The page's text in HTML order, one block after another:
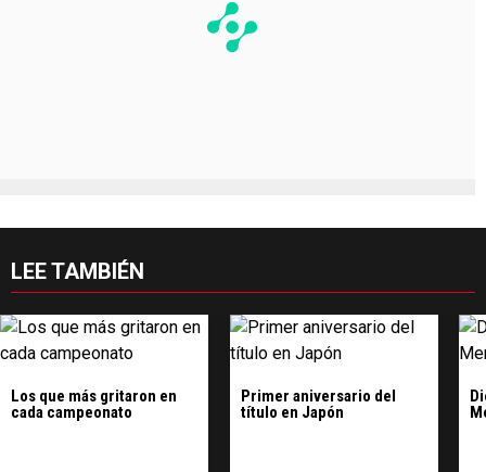
LEE TAMBIÉN
Los que más gritaron en
cada campeonato
Primer aniversario del
título en Japón